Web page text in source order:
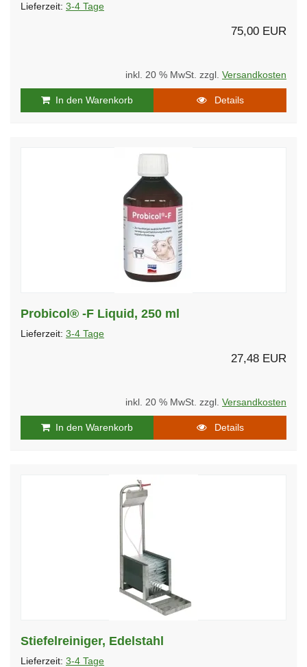
Lieferzeit: 3-4 Tage
75,00 EUR
inkl. 20 % MwSt. zzgl. Versandkosten
In den Warenkorb Details
Probicol® -F Liquid, 250 ml
Lieferzeit: 3-4 Tage
27,48 EUR
inkl. 20 % MwSt. zzgl. Versandkosten
In den Warenkorb Details
Stiefelreiniger, Edelstahl
Lieferzeit: 3-4 Tage